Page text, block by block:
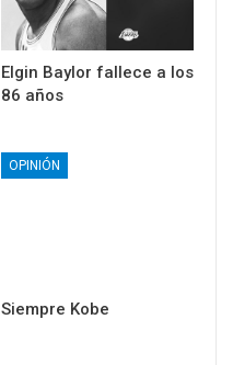
Elgin Baylor fallece a los
86 años
OPINIÓN
Siempre Kobe